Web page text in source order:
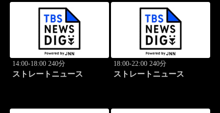
14:00-18:00 240分
ストレートニュース
18:00-22:00 240分
ストレートニュース